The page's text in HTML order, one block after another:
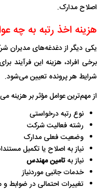
اصلاح مدارک.
هزینه اخذ رتبه به چه
یکی دیگر از دغدغه‌های مدیران
برخی افراد، هزینه این
شرایط هر پرونده تعیین می‌شود.
از مهم‌ترین عوامل مؤثر بر هزینه
نوع رتبه درخواستی
رشته فعالیت شرکت
وضعیت فعلی مدارک
نیاز به اصلاح یا تکمیل
نیاز بهتامین مهندس
خدمات جانبی موردنیاز
تغییرات احتمالی در ضوابط و